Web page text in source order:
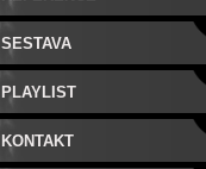
SESTAVA
PLAYLIST
KONTAKT